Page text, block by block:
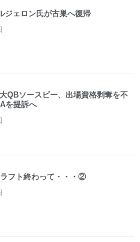
ジェロン氏が古巣へ復帰
QBソースビー、出場資格剥奪を不
を提訴へ
フト終わって・・・②